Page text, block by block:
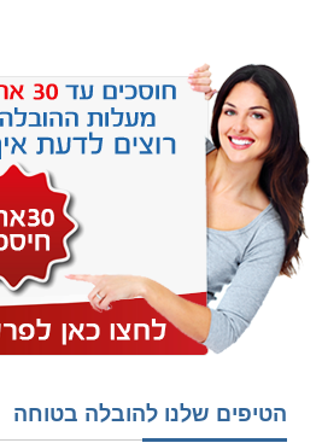
הטיפים שלנו להובלה בטוחה